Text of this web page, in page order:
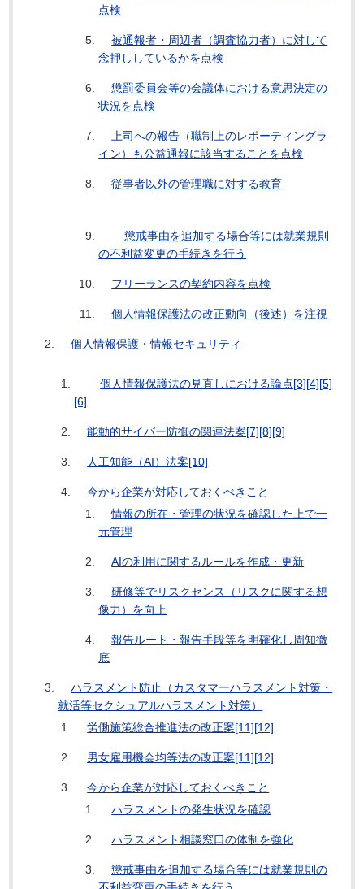
点検
被通報者・周辺者（調査協力者）に対して
念押ししているかを点検
懲罰委員会等の会議体における意思決定の
状況を点検
上司への報告（職制上のレポーティングラ
イン）も公益通報に該当することを点検
従事者以外の管理職に対する教育
懲戒事由を追加する場合等には就業規則
の不利益変更の手続きを行う
フリーランスの契約内容を点検
個人情報保護法の改正動向（後述）を注視
個人情報保護・情報セキュリティ
個人情報保護法の見直しにおける論点[3][4][5]
[6]
能動的サイバー防御の関連法案[7][8][9]
人工知能（AI）法案[10]
今から企業が対応しておくべきこと
情報の所在・管理の状況を確認した上で一
元管理
AIの利用に関するルールを作成・更新
研修等でリスクセンス（リスクに関する想
像力）を向上
報告ルート・報告手段等を明確化し周知徹
底
ハラスメント防止（カスタマーハラスメント対策・
就活等セクシュアルハラスメント対策）
労働施策総合推進法の改正案[11][12]
男女雇用機会均等法の改正案[11][12]
今から企業が対応しておくべきこと
ハラスメントの発生状況を確認
ハラスメント相談窓口の体制を強化
懲戒事由を追加する場合等には就業規則の